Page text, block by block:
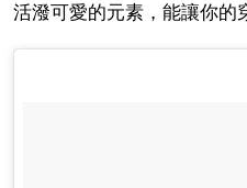
活潑可愛的元素，能讓你的